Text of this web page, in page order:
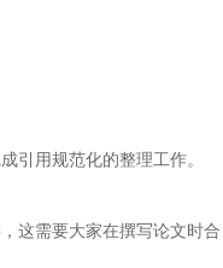
引用规范化的整理工作。
这需要大家在撰写论文时合